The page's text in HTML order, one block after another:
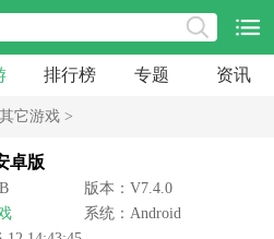
排行榜 专题 资讯
其它游戏 >
卓版
版本：V7.4.0
系统：Android